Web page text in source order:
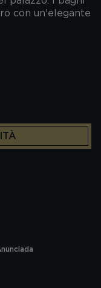
con un'elegante